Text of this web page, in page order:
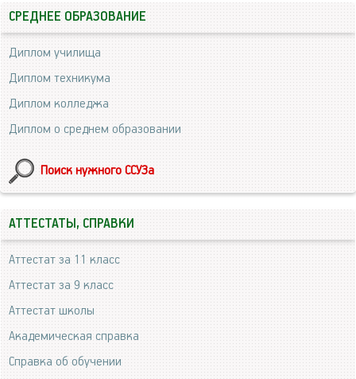
СРЕДНЕЕ ОБРАЗОВАНИЕ
Диплом училища
Диплом техникума
Диплом колледжа
Диплом о среднем образовании
Поиск нужного ССУЗа
АТТЕСТАТЫ, СПРАВКИ
Аттестат за 11 класс
Аттестат за 9 класс
Аттестат школы
Академическая справка
Справка об обучении